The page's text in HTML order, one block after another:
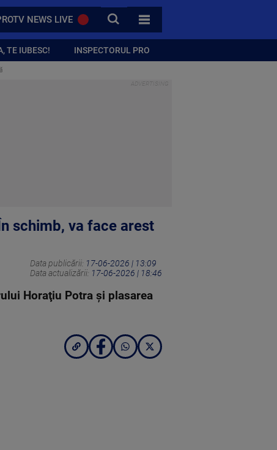
NEWS LIVE CAUTA
TOATE CATEGORIILE
TE IUBESC! INSPECTORUL PRO
schimb, va face arest
Data publicării: 17-06-2026 | 13:09
Data actualizării: 17-06-2026 | 18:46
Horaţiu Potra şi plasarea